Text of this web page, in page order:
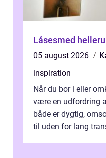
Låsesmed
05 august 2026
inspiration
Når du bor i eller
være en udfordring
både er dygtig,
til uden for lang